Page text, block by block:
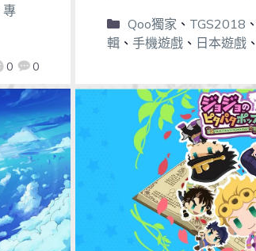
0 0
專
Qoo獨家 、 TGS2018 、
輯、 手機遊戲、 日本遊戲、